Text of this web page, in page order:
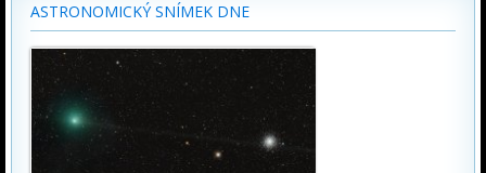
ASTRONOMICKÝ SNÍMEK DNE